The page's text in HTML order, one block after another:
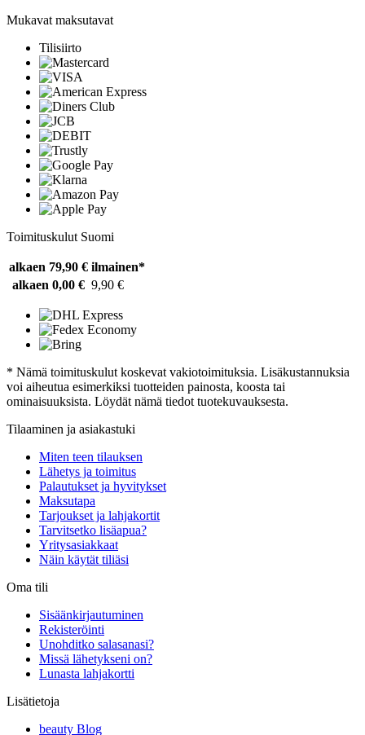
Mukavat maksutavat
Tilisiirto
Toimituskulut Suomi
alkaen 79,90 € ilmainen*
alkaen 0,00 € 9,90 €
* Nämä toimituskulut koskevat vakiotoimituksia. Lisäkustannuksia
voi aiheutua esimerkiksi tuotteiden painosta, koosta tai
ominaisuuksista. Löydät nämä tiedot tuotekuvauksesta.
Tilaaminen ja asiakastuki
Miten teen tilauksen
Lähetys ja toimitus
Palautukset ja hyvitykset
Maksutapa
Tarjoukset ja lahjakortit
Tarvitsetko lisäapua?
Yritysasiakkaat
Näin käytät tiliäsi
Oma tili
Sisäänkirjautuminen
Rekisteröinti
Unohditko salasanasi?
Missä lähetykseni on?
Lunasta lahjakortti
Lisätietoja
beauty Blog